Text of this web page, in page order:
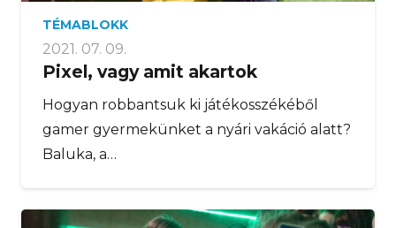
TÉMABLOKK
2021. 07. 09.
Pixel, vagy amit akartok
Hogyan robbantsuk ki játékosszékéből
gamer gyermekünket a nyári vakáció alatt?
Baluka, a…